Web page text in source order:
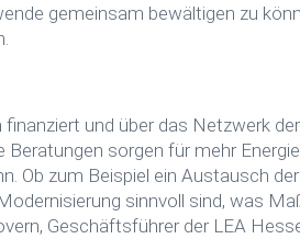
gemeinsam bewältigen zu
und über das Netzwerk
sorgen für mehr
Ob zum Beispiel ein Austausch
sinnvoll sind, was
Geschäftsführer der LEA